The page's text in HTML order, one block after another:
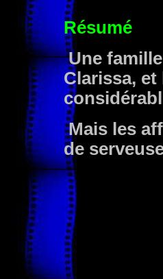
Résumé
Une
Clarissa,
Mais les
de